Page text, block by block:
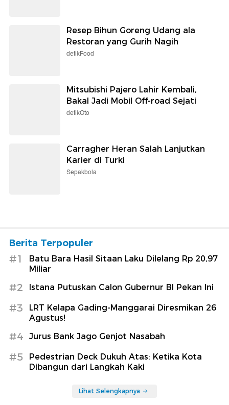
Resep Bihun Goreng Udang ala
Restoran yang Gurih Nagih
detikFood
Mitsubishi Pajero Lahir Kembali,
Bakal Jadi Mobil Off-road Sejati
detikOto
Carragher Heran Salah Lanjutkan
Karier di Turki
Sepakbola
Berita Terpopuler
#1
Batu Bara Hasil Sitaan Laku Dilelang Rp 20,97
Miliar
#2 Istana Putuskan Calon Gubernur BI Pekan Ini
#3
LRT Kelapa Gading-Manggarai Diresmikan 26
Agustus!
#4 Jurus Bank Jago Genjot Nasabah
#5
Pedestrian Deck Dukuh Atas: Ketika Kota
Dibangun dari Langkah Kaki
Lihat Selengkapnya